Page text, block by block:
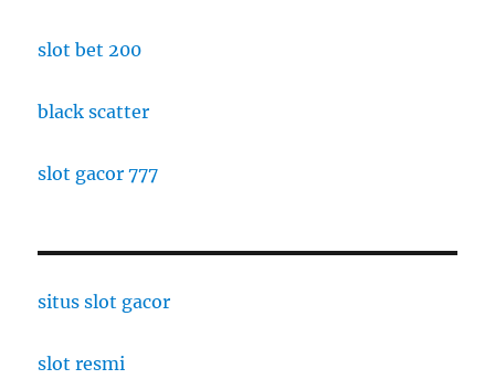
slot bet 200
black scatter
slot gacor 777
situs slot gacor
slot resmi